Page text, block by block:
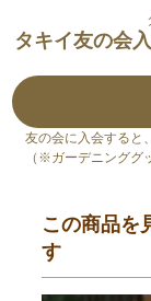
タキイ友の会
友の会に入会すると
（※ガーデニンググ
この商品を
す